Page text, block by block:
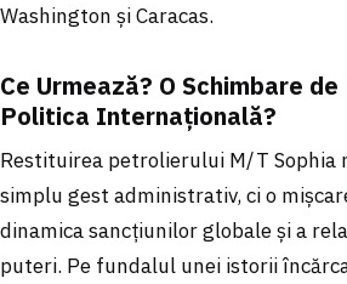
Washington și Caracas.
Ce Urmează? O Schimbare
Politica Internațională?
Restituirea petrolierului M/T Sophia
simplu gest administrativ, ci o
dinamica sancțiunilor globale și a
puteri. Pe fundalul unei istorii